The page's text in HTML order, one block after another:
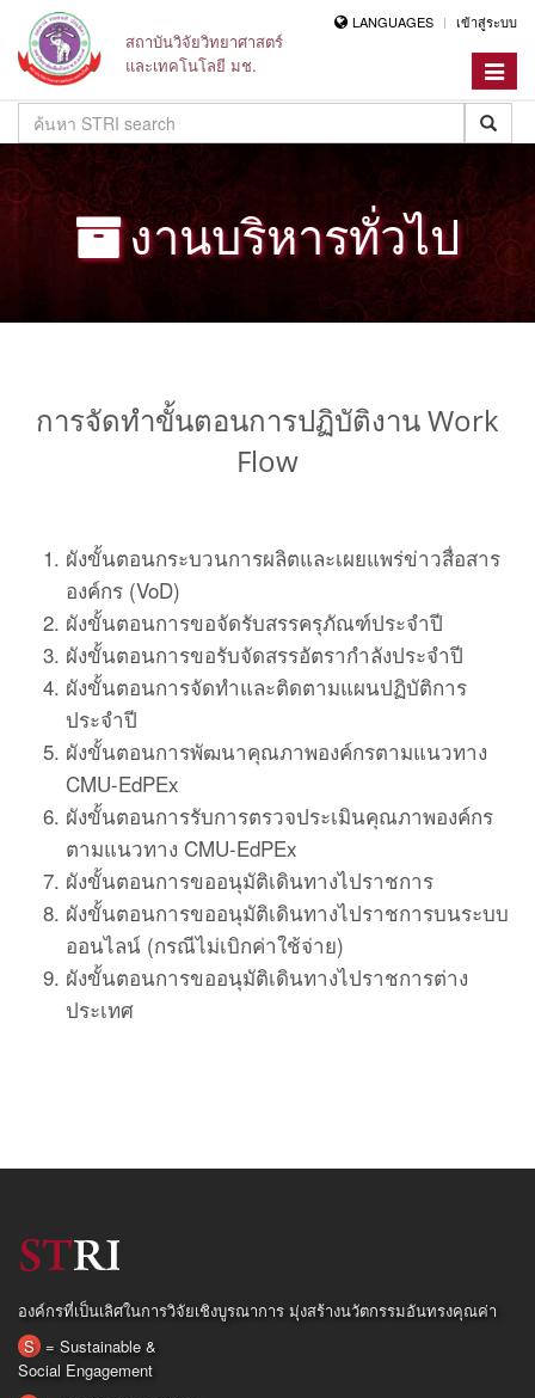
สถาบันวิจัยวิทยาศาสตร์
และเทคโนโลยี มช.
LANGUAGES เข้าสู่ระบบ
Toggle
งานบริหารทั่วไป
การจัดทำขั้นตอนการปฏิบัติงาน Work
Flow
ผังขั้นตอนกระบวนการผลิตและเผยแพร่ข่าวสื่อสาร
องค์กร (VoD)
ผังขั้นตอนการขอจัดรับสรรครุภัณฑ์ประจำปี
ผังขั้นตอนการขอรับจัดสรรอัตรากำลังประจำปี
ผังขั้นตอนการจัดทำและติดตามแผนปฏิบัติการ
ประจำปี
ผังขั้นตอนการพัฒนาคุณภาพองค์กรตามแนวทาง
CMU-EdPEx
ผังขั้นตอนการรับการตรวจประเมินคุณภาพองค์กร
ตามแนวทาง CMU-EdPEx
ผังขั้นตอนการขออนุมัติเดินทางไปราชการ
ผังขั้นตอนการขออนุมัติเดินทางไปราชการบนระบบ
ออนไลน์ (กรณีไม่เบิกค่าใช้จ่าย)
ผังขั้นตอนการขออนุมัติเดินทางไปราชการต่าง
ประเทศ
องค์กรที่เป็นเลิศในการวิจัยเชิงบูรณาการ มุ่งสร้างนวัตกรรมอันทรงคุณค่า
S = Sustainable &
Social Engagement